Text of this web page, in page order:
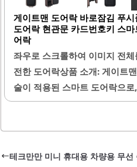
수 있습니다. 이 제품은 열쇠,
서 자주 사용하는 물건을 정리
구적인 특성으로 인해 오랜 시
입니다.자석걸이는 설치가 간
도구 없이도 사용할 수 있습니
게이트맨 도어락 바로잠김 푸
도어락 현관문 카드번호키 스
어락
좌우로 스크롤하여 이미지 전
전한 도어락상품 소개: 게이트
술이 적용된 스마트 도어락으
금 해제가 가능합니다. 이 제품
고 제어할 수 있습니다. 카드
출입 방법을 지원합니다.설치
테크만만 미니 휴대용 차량용 무선